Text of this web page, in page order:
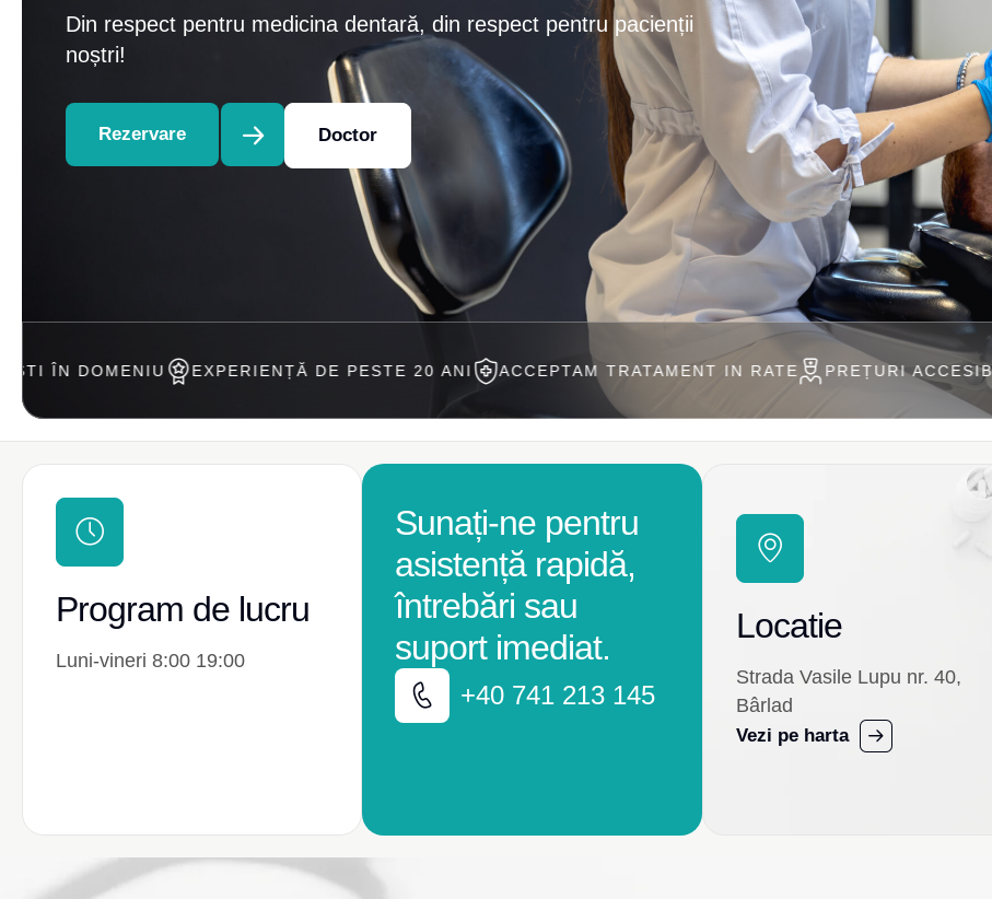
Din respect pentru medicina dentară, din respect pentru pacienții
noștri!
Rezervare Doctor
EXPERIENȚĂ DE PESTE 20 ANI ACCEPTAM TRATAMENT IN RATE PREȚURI ACCESIBILE
Program de lucru
Luni-vineri 8:00 19:00
Sunați-ne pentru
asistență rapidă,
întrebări sau
suport imediat.
+40 741 213 145
Locatie
Strada Vasile Lupu nr. 40,
Bârlad
Vezi pe harta